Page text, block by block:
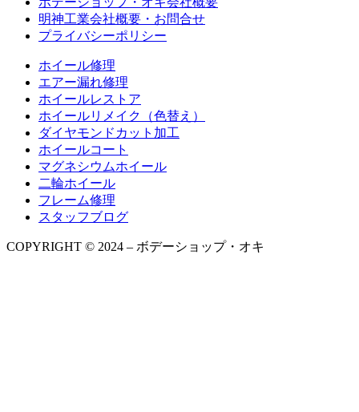
明神工業会社概要・お問合せ
プライバシーポリシー
ホイール修理
エアー漏れ修理
ホイールレストア
ホイールリメイク（色替え）
ダイヤモンドカット加工
ホイールコート
マグネシウムホイール
二輪ホイール
フレーム修理
スタッフブログ
COPYRIGHT © 2024 – ボデーショップ・オキ